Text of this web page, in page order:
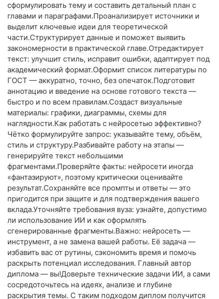
сформулировать тему и составить детальный план с
главами и параграфами.Проанализирует источники и
выделит ключевые идеи для теоретической
части.Структурирует данные и поможет выявить
закономерности в практической главе.Отредактирует
текст: улучшит стиль, исправит ошибки, адаптирует под
академический формат.Оформит список литературы по
ГОСТ — аккуратно, точно, без опечаток.Подготовит
аннотацию и введение на основе готового текста —
быстро и по всем правилам.Создаст визуальные
материалы: графики, диаграммы, схемы для
наглядности.Как работать с нейросетью эффективно?
Чётко формулируйте запрос: указывайте тему, объём,
стиль и структуру.Разбивайте работу на этапы —
генерируйте текст небольшими
фрагментами.Проверяйте факты: нейросети иногда
«фантазируют», поэтому критически оценивайте
результат.Сохраняйте все промпты и ответы — это
пригодится при защите и для подтверждения вашего
вклада.Уточняйте требования вуза: узнайте, допустимо
ли использование ИИ и как оформлять
сгенерированные фрагменты.Важно: нейросеть —
инструмент, а не замена вашей работы. Её задача —
избавить вас от рутины, сэкономить время и помочь
раскрыть потенциал исследования. Главный автор
диплома — вы!Доверьте технические задачи ИИ, а сами
сосредоточьтесь на идеях, анализе и глубине
раскрытия темы. С таким подходом диплом получится